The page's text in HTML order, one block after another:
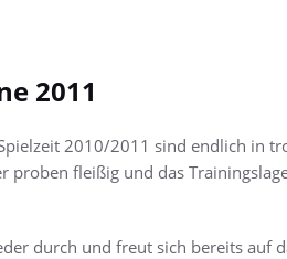
2011
2010/2011 sind endlich in
proben fleißig und das
durch und freut sich bereits auf